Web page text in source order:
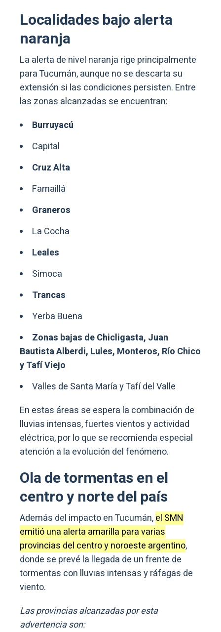
Localidades bajo alerta
naranja
La alerta de nivel naranja rige principalmente
para Tucumán, aunque no se descarta su
extensión si las condiciones persisten. Entre
las zonas alcanzadas se encuentran:
Burruyacú
Capital
Cruz Alta
Famaillá
Graneros
La Cocha
Leales
Simoca
Trancas
Yerba Buena
Zonas bajas de Chicligasta, Juan
Bautista Alberdi, Lules, Monteros, Río Chico
y Tafí Viejo
Valles de Santa María y Tafí del Valle
En estas áreas se espera la combinación de
lluvias intensas, fuertes vientos y actividad
eléctrica, por lo que se recomienda especial
atención a la evolución del fenómeno.
Ola de tormentas en el
centro y norte del país
Además del impacto en Tucumán,el SMN
emitió una alerta amarilla para varias
provincias del centro y noroeste argentino,
donde se prevé la llegada de un frente de
tormentas con lluvias intensas y ráfagas de
viento.
Las provincias alcanzadas por esta
advertencia son: